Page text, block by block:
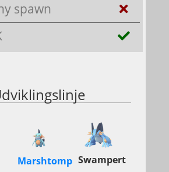
spawn
Marshtomp Swampert